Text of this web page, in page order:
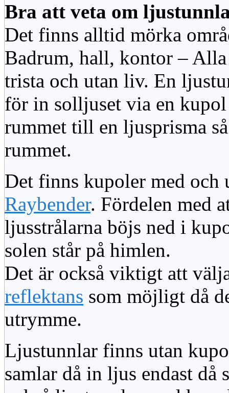
Bra att veta om
Det finns alltid mörka
Badrum, hall, kontor – Alla
trista och utan liv. En
för in solljuset via en
rummet till en ljusprisma
rummet.
Det finns kupoler med och
Raybender. Fördelen med
ljusstrålarna böjs ned i
solen står på himlen.
Det är också viktigt att
reflektans som möjligt då
utrymme.
Ljustunnlar finns utan
samlar då in ljus endast då